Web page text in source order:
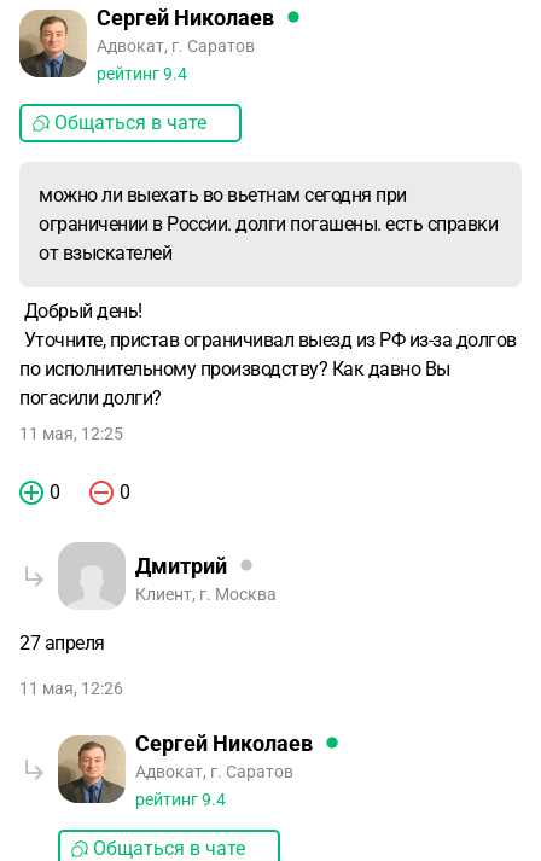
Сергей Николаев
Адвокат, г. Саратов
рейтинг9.4
Общаться в чате
можно ли выехать во вьетнам сегодня при
ограничении в России. долги погашены. есть справки
от взыскателей
Добрый день!
Уточните, пристав ограничивал выезд из РФ из-за долгов
по исполнительному производству? Как давно Вы
погасили долги?
11 мая, 12:25
0 0
Дмитрий
Клиент, г. Москва
27 апреля
11 мая, 12:26
Сергей Николаев
Адвокат, г. Саратов
рейтинг9.4
Общаться в чате